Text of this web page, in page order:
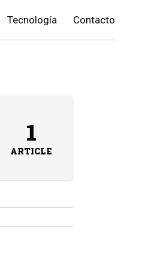
Tecnología Contacto
1
ARTICLE